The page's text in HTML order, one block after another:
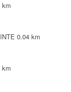
km
0.04 km
km